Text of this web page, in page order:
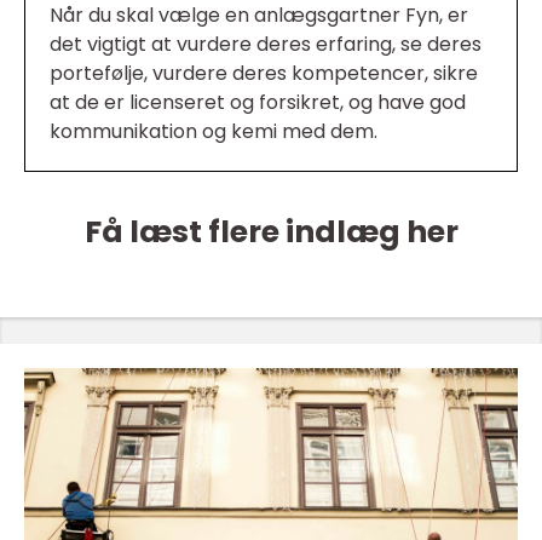
Når du skal vælge en anlægsgartner Fyn, er
det vigtigt at vurdere deres erfaring, se deres
portefølje, vurdere deres kompetencer, sikre
at de er licenseret og forsikret, og have god
kommunikation og kemi med dem.
Få læst flere indlæg her